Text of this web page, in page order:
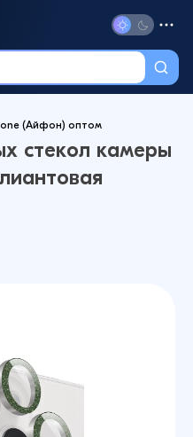
(Айфон) оптом
стекол камеры